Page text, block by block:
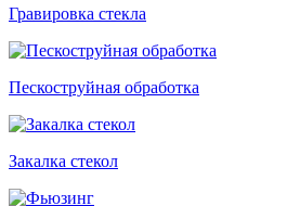
Гравировка стекла
Пескоструйная обработка
Закалка стекол